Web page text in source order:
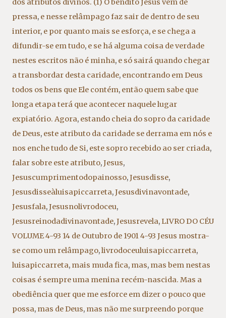
dos atributos divinos. (1) O bendito Jesus vem de
pressa, e nesse relâmpago faz sair de dentro de seu
interior, e por quanto mais se esforça, e se chega a
difundir-se em tudo, e se há alguma coisa de verdade
nestes escritos não é minha, e só sairá quando chegar
a transbordar desta caridade, encontrando em Deus
todos os bens que Ele contém, então quem sabe que
longa etapa terá que acontecer naquele lugar
expiatório. Agora, estando cheia do sopro da caridade
de Deus, este atributo da caridade se derrama em nós e
nos enche tudo de Si, este sopro recebido ao ser criada,
falar sobre este atributo,Jesus,
Jesuscumprimentodopainosso,Jesusdisse,
Jesusdisseàluisapiccarreta,Jesusdivinavontade,
Jesusfala,Jesusnolivrodoceu,
Jesusreinodadivinavontade,Jesusrevela,LIVRO DO CÉU
VOLUME 4-93 14 de Outubro de 1901 4-93 Jesus mostra-
se como um relâmpago,livrodoceuluisapiccarreta,
luisapiccarreta, mais muda fica, mas, mas bem nestas
coisas é sempre uma menina recém-nascida. Mas a
obediência quer que me esforce em dizer o pouco que
possa, mas de Deus, mas não me surpreendo porque